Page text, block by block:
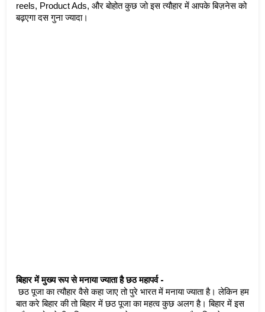
reels, Product Ads, और बोहोत कुछ जो इस त्यौहार में आपके बिज़नेस को
बढ़एगा दस गुना ज्यादा।
बिहार में मुख्य रूप से मनाया ज्याता है छठ महापर्व -
छठ पूजा का त्यौहार वैसे कहा जाए तो पुरे भारत में मनाया ज्याता है। लेकिन हम
बात करे बिहार की तो बिहार में छठ पूजा का महत्व कुछ अलग है। बिहार में इस